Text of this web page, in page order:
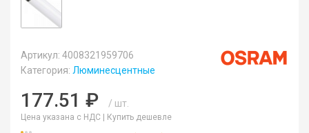
Артикул: 4008321959706
Категория: Люминесцентные
177.51 ₽ / шт.
Цена указана с НДС | Купить дешевле